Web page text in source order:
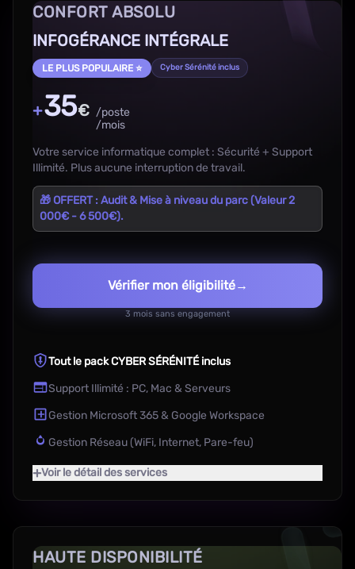
CONFORT ABSOLU
INFOGÉRANCE INTÉGRALE
LE PLUS POPULAIRE ⭐ Cyber Sérénité inclus
+35€ /poste
/mois
Votre service informatique complet : Sécurité + Support
Illimité. Plus aucune interruption de travail.
🎁 OFFERT : Audit & Mise à niveau du parc (Valeur 2
000€ - 6 500€).
Vérifier mon éligibilité→
3 mois sans engagement
Tout le pack CYBER SÉRÉNITÉ inclus
Support Illimité : PC, Mac & Serveurs
Gestion Microsoft 365 & Google Workspace
Gestion Réseau (WiFi, Internet, Pare-feu)
+Voir le détail des services
HAUTE DISPONIBILITÉ